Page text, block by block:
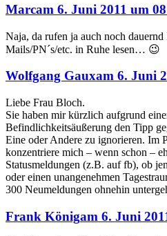
Marcsagte
am 6. Juni 2011 um
Naja, da rufen ja auch noch
Mails/PN´s/etc. in Ruhe lesen… 😉
Wolfgang Gauxsagte
am 6. Juni
Liebe Frau Bloch.
Sie haben mir kürzlich aufgrund
Befindlichkeitsäußerung den Tipp
Eine oder Andere zu ignorieren. Im
konzentriere mich – wenn schon –
Statusmeldungen (z.B. auf fb), ob
oder einen unangenehmen
300 Neumeldungen ohnehin
Frank Königsagte
am 6. Juni